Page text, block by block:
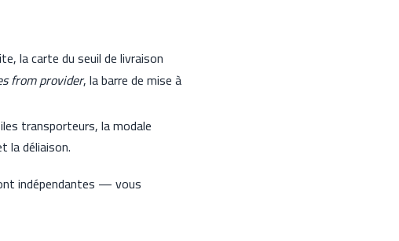
la carte du seuil de livraison
from provider, la barre de mise à
transporteurs, la modale
la déliaison.
indépendantes — vous